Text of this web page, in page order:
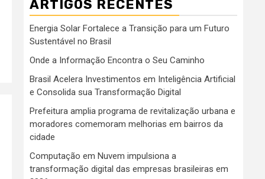
ARTIGOS RECENTES
Energia Solar Fortalece a Transição para um Futuro
Sustentável no Brasil
Onde a Informação Encontra o Seu Caminho
Brasil Acelera Investimentos em Inteligência Artificial
e Consolida sua Transformação Digital
Prefeitura amplia programa de revitalização urbana e
moradores comemoram melhorias em bairros da
cidade
Computação em Nuvem impulsiona a
transformação digital das empresas brasileiras em